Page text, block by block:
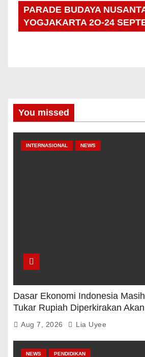
PARADE BUDAYA
YOGJAKARTA 2O-24
You missed
INTERNASIONAL NEWS
Dasar Ekonomi Indonesia
Tukar Rupiah Diperkirakan
Aug 7, 2026 Lia Uyee
NEWS PENDIDIKAN